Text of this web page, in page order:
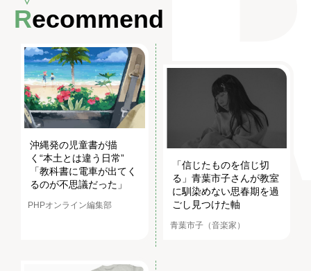
Recommend
沖縄発の児童書が描
く“本土とは違う日常”
「教科書に電車が出てく
るのが不思議だった」
PHPオンライン編集部
「信じたものを信じ切
る」青葉市子さんが教室
に馴染めない思春期を過
ごし見つけた軸
青葉市子（音楽家）